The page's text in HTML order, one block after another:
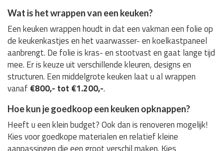
Wat is het wrappen van een keuken?
Een keuken wrappen houdt in dat een vakman een folie op
de keukenkastjes en het vaarwasser- en koelkastpaneel
aanbrengt. De folie is kras- en stootvast en gaat lange tijd
mee. Er is keuze uit verschillende kleuren, designs en
structuren. Een middelgrote keuken laat u al wrappen
vanaf €800,- tot €1.200,-.
Hoe kun je goedkoop een keuken opknappen?
Heeft u een klein budget? Ook dan is renoveren mogelijk!
Kies voor goedkope materialen en relatief kleine